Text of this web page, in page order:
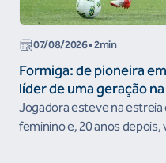
07/08/2026• 2min
Formiga: de pioneira
líder de uma geração na
Jogadora esteve na
feminino e, 20 anos